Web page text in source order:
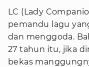
LC (Lady
pemandu lagu
dan menggoda.
27 tahun itu, jika
bekas